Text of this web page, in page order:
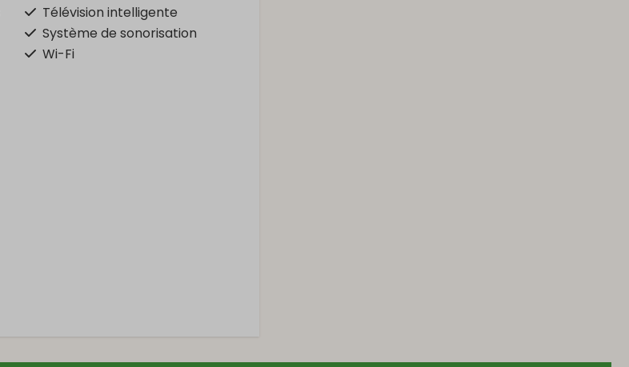
Télévision intelligente
Système de sonorisation
Wi-Fi